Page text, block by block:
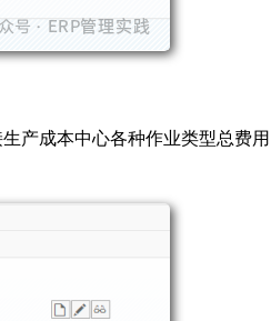
产成本中心各种作业类型总费用